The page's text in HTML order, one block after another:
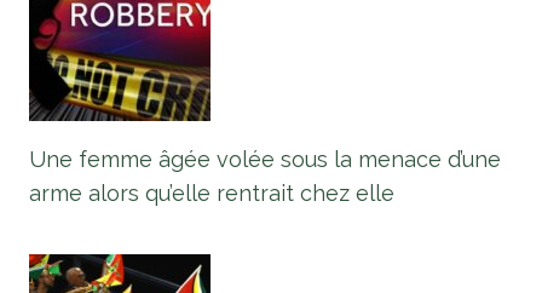
Une femme âgée volée sous la menace d’une
arme alors qu’elle rentrait chez elle